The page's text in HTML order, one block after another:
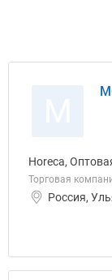
Horeca,
Торговая
Россия,